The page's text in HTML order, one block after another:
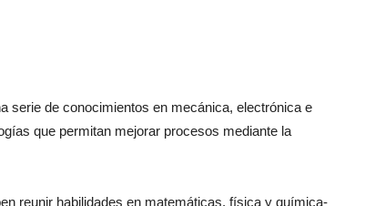
serie de conocimientos en mecánica, electrónica e
que permitan mejorar procesos mediante la
reunir habilidades en matemáticas, física y química-